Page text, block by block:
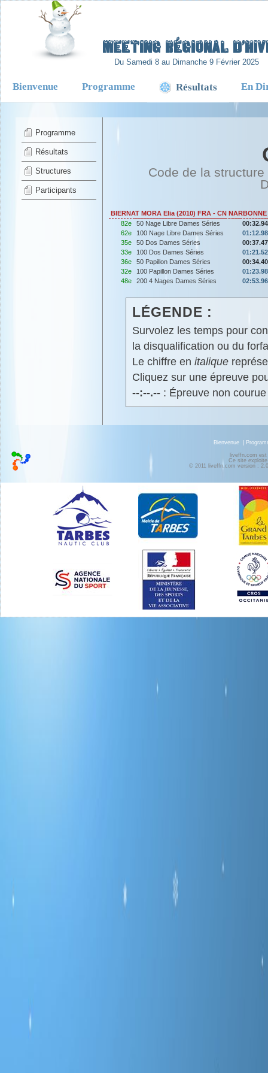
Meeting Régional
Du Samedi 8 au Dimanche 9 Février 2025
Bienvenue Programme Résultats En
Programme
Résultats
Structures
Participants
Code de la
BIERNAT MORA Elia (2010) FRA - CN NARBONNE
82e
50 Nage Libre Dames Séries
00:32.94
62e
100 Nage Libre Dames Séries
01:12.98
35e
50 Dos Dames Séries
00:37.47
33e
100 Dos Dames Séries
01:21.52
36e
50 Papillon Dames Séries
00:34.40
32e
100 Papillon Dames Séries
01:23.98
48e
200 4 Nages Dames Séries 02:53.96
LÉGENDE :
Survolez les temps pour
la disqualification ou du
Le chiffre en italique
Cliquez sur une épreuve
--:--.--: Épreuve non
Bienvenue
liveffn.com
Ce site
© 2011 liveffn.com version :